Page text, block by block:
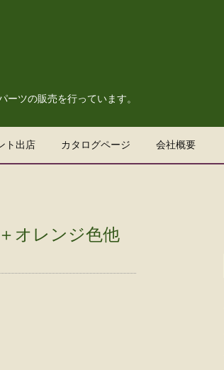
ーツの販売を行っています。
ト出店 カタログページ 会社概要
オレンジ色他